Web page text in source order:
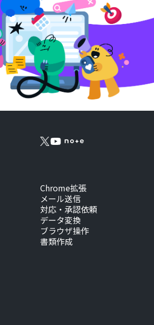
Chrome拡張
メール送信
対応・承認依頼
データ変換
ブラウザ操作
書類作成